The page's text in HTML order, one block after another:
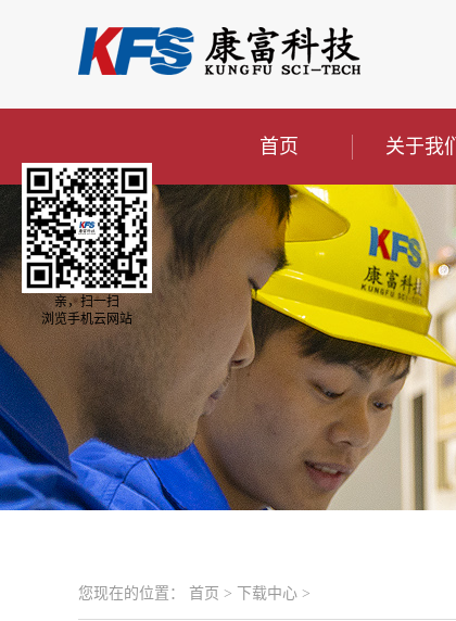
首页 关于我们
您现在的位置： 首页 > 下载中心 >
亲，扫一扫
浏览手机云网站